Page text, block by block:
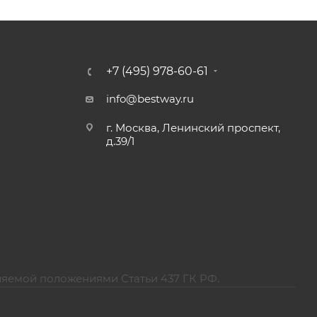
+7 (495) 978-60-61
info@bestway.ru
г. Москва, Ленинский проспект,
д.39/1
положениями Статьи 437 ГК РФ.